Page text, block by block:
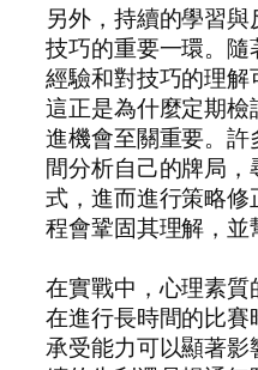
另外，持續的學習
技巧的重要一環。
經驗和對技巧的理解
這正是為什麼定期
進機會至關重要。
間分析自己的牌局
式，進而進行策略
程會鞏固其理解，並
在實戰中，心理素質
在進行長時間的比
承受能力可以顯著